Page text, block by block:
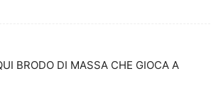
BRODO DI MASSA CHE GIOCA A